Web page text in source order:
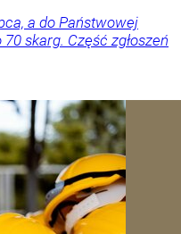
a do Państwowej
70 skarg. Część zgłoszeń